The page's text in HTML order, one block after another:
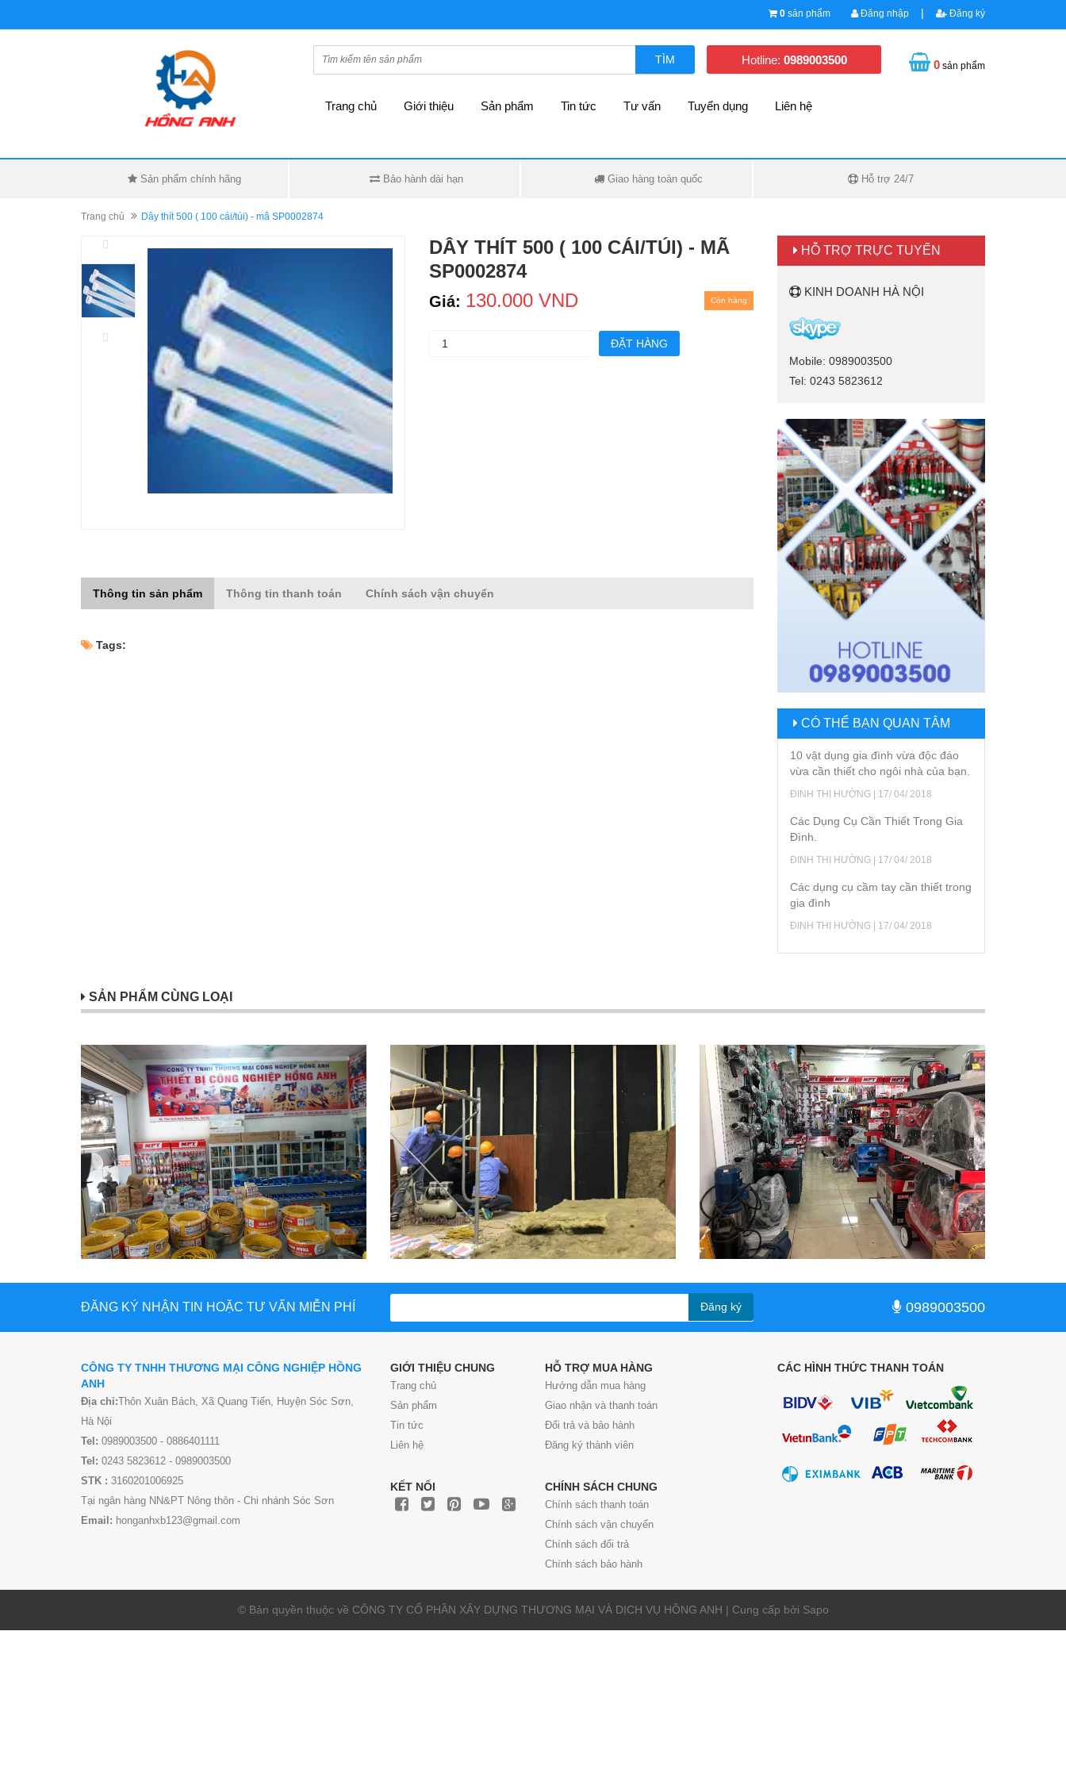
0 sản phẩm Đăng nhập | Đăng ký
TÌM Hotline: 0989003500 0sản phẩm
Trang chủ Giới thiệu Sản phẩm Tin tức Tư vấn Tuyển dụng Liên hệ
Sản phẩm chính hãng Bảo hành dài hạn Giao hàng toàn quốc Hỗ trợ 24/7
Trang chủ Dây thít 500 ( 100 cái/túi) - mã SP0002874
DÂY THÍT 500 ( 100 CÁI/TÚI) - MÃ
SP0002874
Giá: 130.000 VND Còn hàng
ĐẶT HÀNG
Thông tin sản phẩm Thông tin thanh toán Chính sách vận chuyển
Tags:
HỖ TRỢ TRỰC TUYẾN
KINH DOANH HÀ NỘI
Mobile: 0989003500
Tel: 0243 5823612
CÓ THỂ BẠN QUAN TÂM
10 vật dụng gia đình vừa độc đáo
vừa cần thiết cho ngôi nhà của bạn.
ĐINH THỊ HƯỜNG | 17/ 04/ 2018
Các Dụng Cụ Cần Thiết Trong Gia
Đình.
ĐINH THỊ HƯỜNG | 17/ 04/ 2018
Các dụng cụ cầm tay cần thiết trong
gia đình
ĐINH THỊ HƯỜNG | 17/ 04/ 2018
SẢN PHẨM CÙNG LOẠI
ĐĂNG KÝ NHẬN TIN HOẶC TƯ VẤN MIỄN PHÍ Đăng ký 0989003500
CÔNG TY TNHH THƯƠNG MẠI CÔNG NGHIỆP HỒNG
ANH
Địa chỉ:Thôn Xuân Bách, Xã Quang Tiến, Huyện Sóc Sơn,
Hà Nội
Tel: 0989003500 - 0886401111
Tel: 0243 5823612 - 0989003500
STK : 3160201006925
Tại ngân hàng NN&PT Nông thôn - Chi nhánh Sóc Sơn
Email: honganhxb123@gmail.com
GIỚI THIỆU CHUNG
Trang chủ
Sản phẩm
Tin tức
Liên hệ
KẾT NỐI
HỖ TRỢ MUA HÀNG
Hướng dẫn mua hàng
Giao nhận và thanh toán
Đổi trả và bảo hành
Đăng ký thành viên
CHÍNH SÁCH CHUNG
Chính sách thanh toán
Chính sách vận chuyển
Chính sách đổi trả
Chính sách bảo hành
CÁC HÌNH THỨC THANH TOÁN
© Bản quyền thuộc về CÔNG TY CỔ PHẦN XÂY DỰNG THƯƠNG MẠI VÀ DỊCH VỤ HỒNG ANH | Cung cấp bởi Sapo